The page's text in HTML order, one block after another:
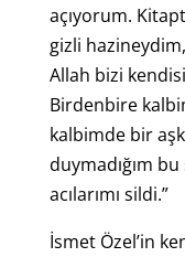
açıyorum.
gizli
Allah bizi
Birdenbire
kalbimde bir
duymadığım
acılarımı sildi.”
İsmet Özel’in